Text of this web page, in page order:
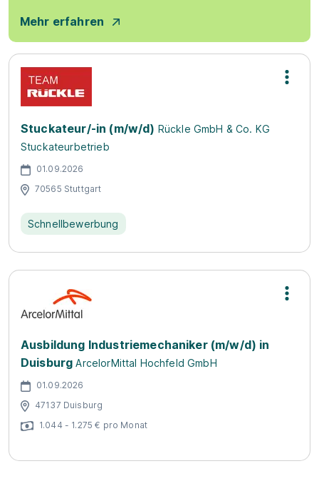
Mehr erfahren
Stuckateur/-in (m/w/d) Rückle GmbH & Co. KG
Stuckateurbetrieb
01.09.2026
70565 Stuttgart
Schnellbewerbung
Ausbildung Industriemechaniker (m/w/d) in
Duisburg ArcelorMittal Hochfeld GmbH
01.09.2026
47137 Duisburg
1.044 - 1.275 € pro Monat